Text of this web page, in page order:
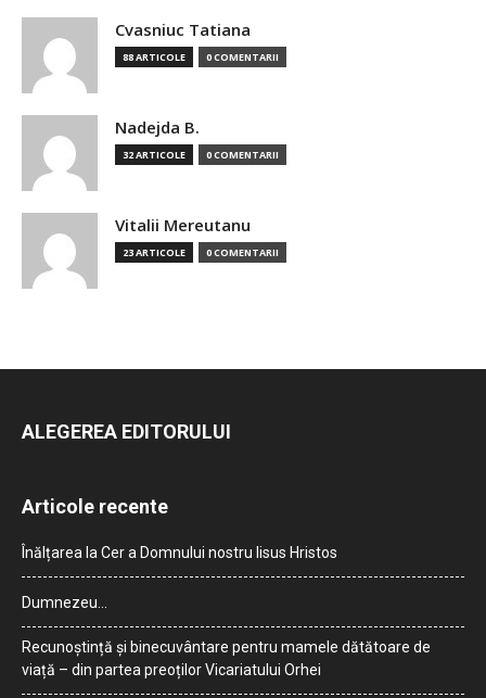
Cvasniuc Tatiana
88 ARTICOLE 0 COMENTARII
Nadejda B.
32 ARTICOLE 0 COMENTARII
Vitalii Mereutanu
23 ARTICOLE 0 COMENTARII
ALEGEREA EDITORULUI
Articole recente
Înălțarea la Cer a Domnului nostru Iisus Hristos
Dumnezeu…
Recunoștință și binecuvântare pentru mamele dătătoare de
viață – din partea preoților Vicariatului Orhei